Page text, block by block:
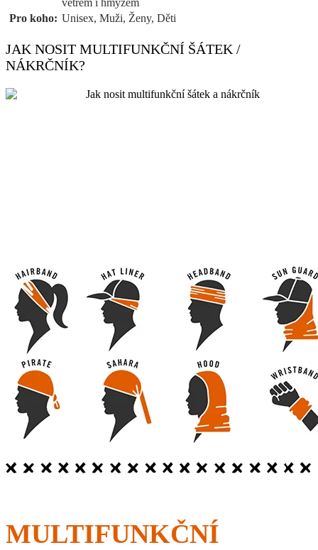
větrem i hmyzem
Pro koho: Unisex, Muži, Ženy, Děti
JAK NOSIT MULTIFUNKČNÍ ŠÁTEK /
NÁKRČNÍK?
MULTIFUNKČNÍ